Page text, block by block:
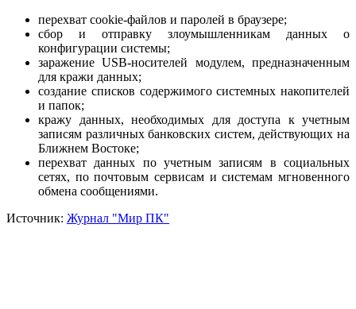
перехват cookie-файлов и паролей в браузере;
сбор и отправку злоумышленникам данных о
конфигурации системы;
заражение USB-носителей модулем, предназначенным
для кражи данных;
создание списков содержимого системных накопителей
и папок;
кражу данных, необходимых для доступа к учетным
записям различных банковских систем, действующих на
Ближнем Востоке;
перехват данных по учетным записям в социальных
сетях, по почтовым сервисам и системам мгновенного
обмена сообщениями.
Источник: Журнал "Мир ПК"